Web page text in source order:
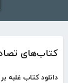
کتاب‌های
دانلود کتاب غلبه